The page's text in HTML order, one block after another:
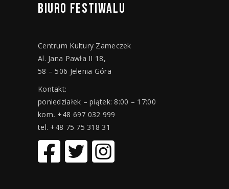
BIURO FESTIWALU
Centrum Kultury Zameczek
Al. Jana Pawła II 18,
58 – 506 Jelenia Góra
Kontakt:
poniedziałek – piątek: 8:00 – 17:00
kom. +48 697 032 999
tel. +48 75 75 318 31